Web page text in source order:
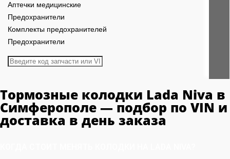
Аптечки медицинские
Предохранители
Комплекты предохранителей
Предохранители
Тормозные колодки Lada Niva в
Симферополе — подбор по VIN и
доставка в день заказа